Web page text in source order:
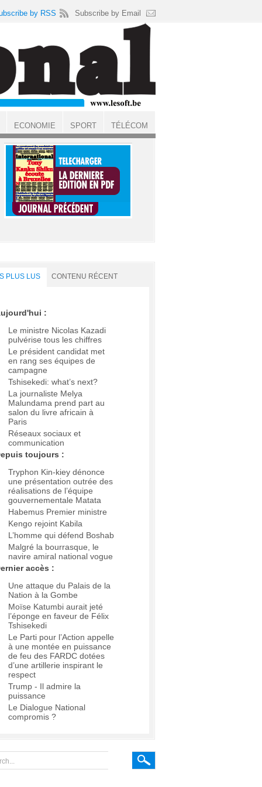
PLUS LUS CONTENU RÉCENT
:
Le ministre Nicolas Kazadi
pulvérise tous les chiffres
Le président candidat met
en rang ses équipes de
campagne
Tshisekedi: what’s next?
La journaliste Melya
Malundama prend part au
salon du livre africain à
Paris
Réseaux sociaux et
communication
toujours :
Tryphon Kin-kiey dénonce
une présentation outrée des
réalisations de l’équipe
gouvernementale Matata
Habemus Premier ministre
Kengo rejoint Kabila
L’homme qui défend Boshab
Malgré la bourrasque, le
navire amiral national vogue
accès :
Une attaque du Palais de la
Nation à la Gombe
Moïse Katumbi aurait jeté
l’éponge en faveur de Félix
Tshisekedi
Le Parti pour l’Action appelle
à une montée en puissance
de feu des FARDC dotées
d’une artillerie inspirant le
respect
Trump - Il admire la
puissance
Le Dialogue National
compromis ?
by RSS Subscribe by Email
ECONOMIE SPORT TÉLÉCOM